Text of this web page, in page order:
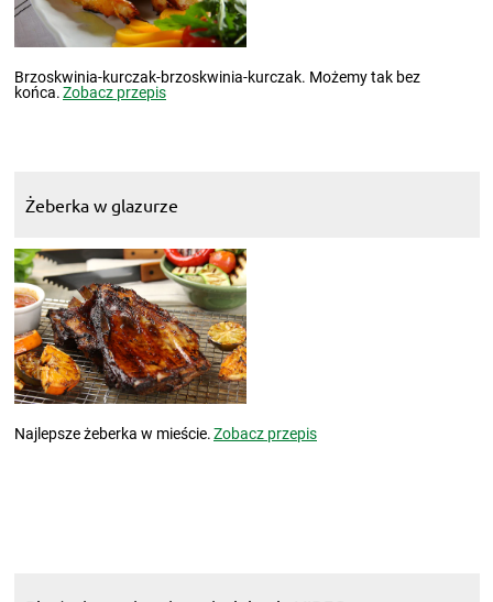
Brzoskwinia-kurczak-brzoskwinia-kurczak. Możemy tak bez
końca.Zobacz przepis
Żeberka w glazurze
Najlepsze żeberka w mieście.Zobacz przepis